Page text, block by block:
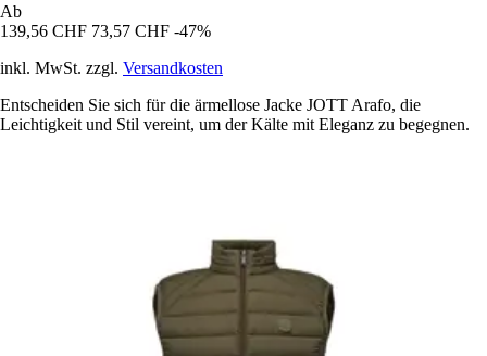
Ab
139,56 CHF 73,57 CHF -47%
inkl. MwSt. zzgl. Versandkosten
Entscheiden Sie sich für die ärmellose Jacke JOTT Arafo, die
Leichtigkeit und Stil vereint, um der Kälte mit Eleganz zu begegnen.